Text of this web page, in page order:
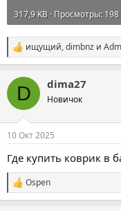
317,9 KB · Просмотры: 198
С
и
п
т
:
ищущий,dimbnz и
D dima27
Новичок
10 Окт 2025
Где купить коврик в
С
и
Ospen